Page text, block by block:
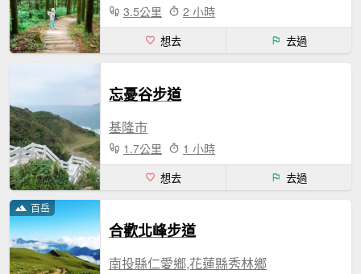
3.5公里 2 小時
想去 去過
忘憂谷步道
基隆市
1.7公里 1 小時
想去 去過
百岳
合歡北峰步道
南投縣仁愛鄉,花蓮縣秀林鄉